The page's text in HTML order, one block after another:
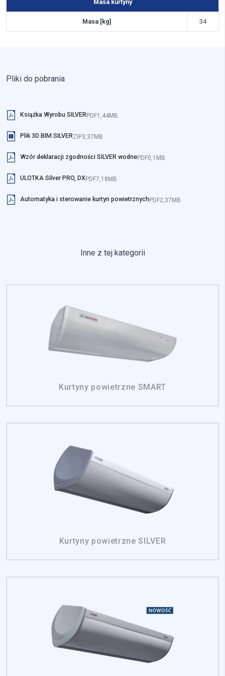
Masa kurtyny
Masa [kg] 34
Masa kurtyny
Masa [kg] 45
Masa kurtyny
Masa [kg] 66
Pliki do pobrania
Książka Wyrobu SILVERPDF1,44MB
Plik 3D BIM SILVERZIP3,37MB
Wzór deklaracji zgodności SILVER wodnePDF0,1MB
ULOTKA Silver PRO, DXPDF7,18MB
Automatyka i sterowanie kurtyn powietrznychPDF2,37MB
Inne z tej kategorii
Kurtyny powietrzne SMART
Kurtyny powietrzne SILVER